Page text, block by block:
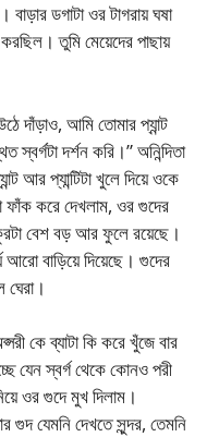
ডগাটা ওর টাগরায় ঘষা
তুমি মেয়েদের পাছায়
দাঁড়াও, আমি তোমার প্যান্ট
স্বর্গটা দর্শন করি।” অনিন্দিতা
আর প্যান্টিটা খুলে দিয়ে ওকে
ফাঁক করে দেখলাম, ওর গুদের
বেশ বড় আর ফুলে রয়েছে।
আরো বাড়িয়ে দিয়েছে। গুদের
ঘেরা।
কে ব্যাটা কি করে খুঁজে বার
যেন স্বর্গ থেকে কোনও পরী
ওর গুদে মুখ দিলাম।
গুদ যেমনি দেখতে সুন্দর, তেমনি